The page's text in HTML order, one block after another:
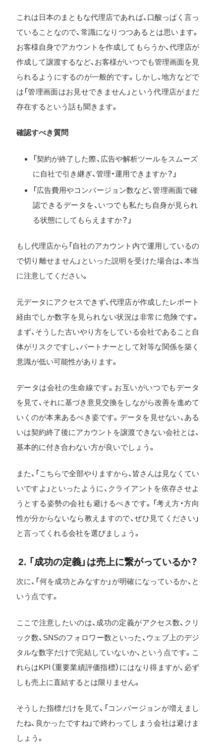
これは日本のまともな代理店であれば、口酸っぱく言っ
ていることなので、常識になりつつあるとは思います。
お客様自身でアカウントを作成してもらうか、代理店が
作成して譲渡するなど、お客様がいつでも管理画面を見
られるようにするのが一般的です。しかし、地方などで
は「管理画面はお見せできません」という代理店がまだ
存在するという話も聞きます。
確認すべき質問
「契約が終了した際、広告や解析ツールをスムーズ
に自社で引き継ぎ、管理・運用できますか？」
「広告費用やコンバージョン数など、管理画面で確
認できるデータを、いつでも私たち自身が見られ
る状態にしてもらえますか？」
もし代理店から「自社のアカウント内で運用しているの
で切り離せません」といった説明を受けた場合は、本当
に注意してください。
元データにアクセスできず、代理店が作成したレポート
経由でしか数字を見られない状況は非常に危険です。
まず、そうした古いやり方をしている会社であること自
体がリスクですし、パートナーとして対等な関係を築く
意識が低い可能性があります。
データは会社の生命線です。お互いがいつでもデータ
を見て、それに基づき意見交換をしながら改善を進めて
いくのが本来あるべき姿です。データを見せない、ある
いは契約終了後にアカウントを譲渡できない会社とは、
基本的に付き合わない方が良いでしょう。
また、「こちらで全部やりますから、皆さんは見なくてい
いですよ」といったように、クライアントを依存させよ
うとする姿勢の会社も避けるべきです。「考え方・方向
性が分からないなら教えますので、ぜひ見てください」
と言ってくれる会社を選びましょう。
2. 「成功の定義」は売上に繋がっているか？
次に、「何を成功とみなすか」が明確になっているか、と
いう点です。
ここで注意したいのは、成功の定義がアクセス数、クリ
ック数、SNSのフォロワー数といった、ウェブ上のデジ
タルな数字だけで完結していないか、という点です。こ
れらはKPI（重要業績評価指標）にはなり得ますが、必ず
しも売上に直結するとは限りません。
そうした指標だけを見て、「コンバージョンが増えまし
たね、良かったですね」で終わってしまう会社は避けま
しょう。